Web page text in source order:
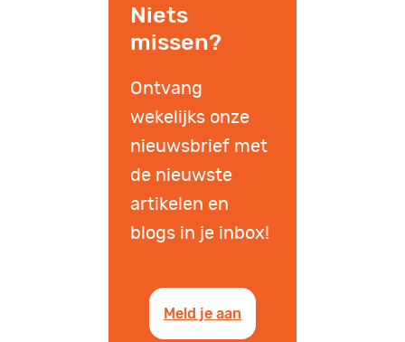
Niets
missen?
Ontvang
wekelijks onze
nieuwsbrief met
de nieuwste
artikelen en
blogs in je inbox!
Meld je aan